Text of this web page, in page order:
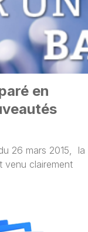
en
26 mars 2015, la
venu clairement